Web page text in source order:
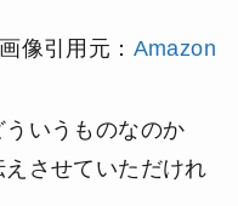
画像引用元： Amazon
いうものなのか
させていただけれ